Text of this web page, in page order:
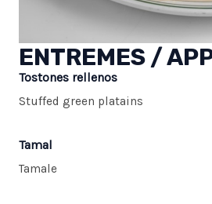
ENTREMES /
Tostones rellenos
Stuffed green platains
Tamal
Tamale